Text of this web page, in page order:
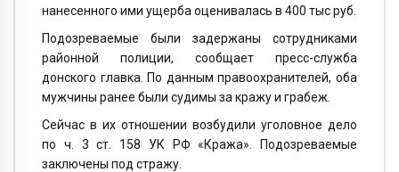
нанесенного ими ущерба оценивалась в 400 тыс руб.
Подозреваемые были задержаны сотрудниками
районной полиции, сообщает пресс-служба
донского главка. По данным правоохранителей, оба
мужчины ранее были судимы за кражу и грабеж.
Сейчас в их отношении возбудили уголовное дело
по ч. 3 ст. 158 УК РФ «Кража». Подозреваемые
заключены под стражу.